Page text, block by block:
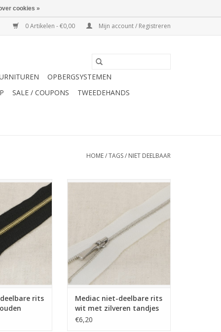
0 Artikelen - €0,00 Mijn account / Registreren
OPBERGSYSTEMEN
SALE / COUPONS
TWEEDEHANDS
HOME/TAGS/ NIET DEELBAAR
rits zwart
40cm
WINKELWAGEN
rits
Mediac niet-deelbare rits wit met
TOEVOEGEN AAN WINKELWAGEN
Mediac niet-deelbare rits
wit met zilveren tandjes
40cm
€6,20
cookies »